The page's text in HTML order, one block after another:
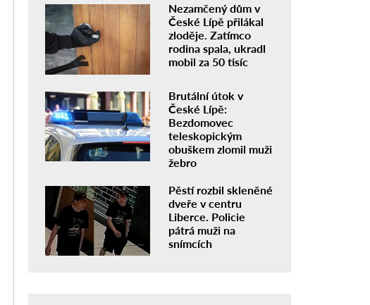
Nezamčený dům v
České Lípě přilákal
zloděje. Zatímco
rodina spala, ukradl
mobil za 50 tisíc
Brutální útok v
České Lípě:
Bezdomovec
teleskopickým
obuškem zlomil muži
žebro
Pěstí rozbil skleněné
dveře v centru
Liberce. Policie
pátrá muži na
snímcích